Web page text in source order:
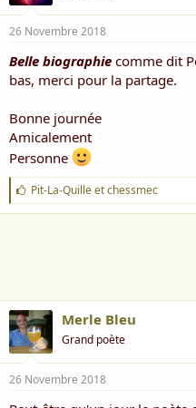
26 Novembre 2018
Belle biographie comme dit
bas, merci pour la partage.
Bonne journée
Amicalement
Personne
J
'
a
Pit-La-Quilleetchessmec
Merle Bleu
Grand poète
26 Novembre 2018